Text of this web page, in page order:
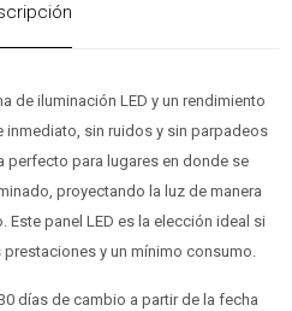
de iluminación LED y un rendimiento
inmediato, sin ruidos y sin parpadeos
perfecto para lugares en donde se
proyectando la luz de manera
panel LED es la elección ideal si
y un mínimo consumo.
días de cambio a partir de la fecha